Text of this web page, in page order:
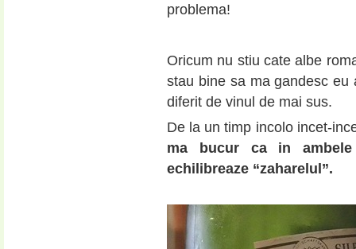
problema!
Oricum nu stiu cate albe
stau bine sa ma gandesc
diferit de vinul de mai sus.
De la un timp incolo incet-
ma bucur ca in
echilibreaze “zaharelul”.